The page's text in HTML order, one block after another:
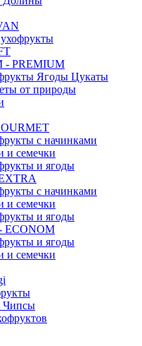
PREMIUM
Ягоды Цукаты
от природы
с начинками
и семечки
и ягоды
с начинками
и семечки
и ягоды
и ягоды
и семечки
Чипсы